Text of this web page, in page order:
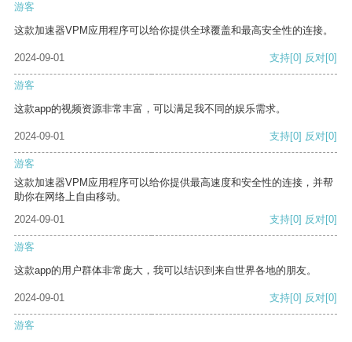
游客
这款加速器VPM应用程序可以给你提供全球覆盖和最高安全性的连接。
2024-09-01 支持[0] 反对[0]
游客
这款app的视频资源非常丰富，可以满足我不同的娱乐需求。
2024-09-01 支持[0] 反对[0]
游客
这款加速器VPM应用程序可以给你提供最高速度和安全性的连接，并帮
助你在网络上自由移动。
2024-09-01
支持[0] 反对[0]
游客
这款app的用户群体非常庞大，我可以结识到来自世界各地的朋友。
2024-09-01 支持[0] 反对[0]
游客